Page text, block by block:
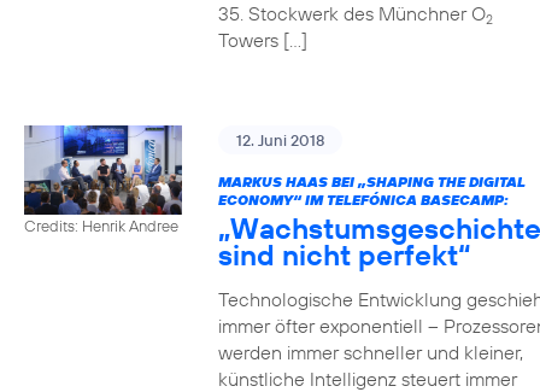
35. Stockwerk des Münchner O2
Towers […]
Credits: Henrik Andree
12. Juni 2018
MARKUS HAAS BEI „SHAPING THE DIGITAL
ECONOMY“ IM TELEFÓNICA BASECAMP:
sind nicht perfekt“
Technologische Entwicklung
immer öfter exponentiell –
werden immer schneller und kleiner,
künstliche Intelligenz steuert immer